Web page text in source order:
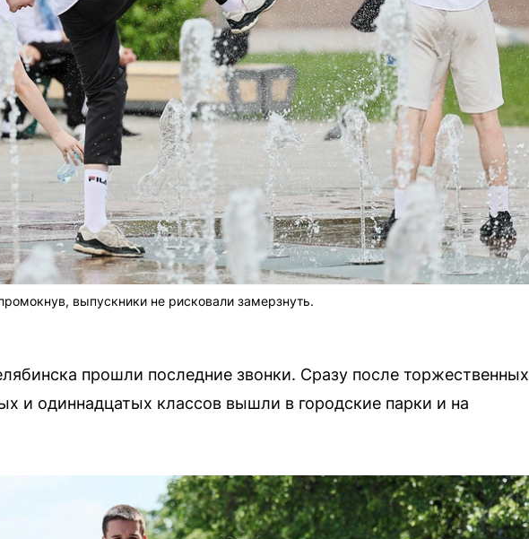
выпускники не рисковали замерзнуть.
прошли последние звонки. Сразу после торжественных
и одиннадцатых классов вышли в городские парки и на